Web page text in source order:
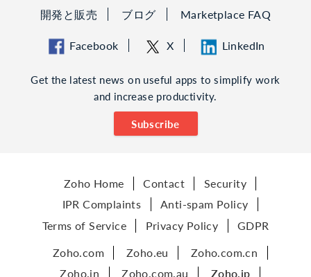
開発と販売 ブログ Marketplace FAQ
Facebook X LinkedIn
Get the latest news on useful apps to simplify work
and increase productivity.
Subscribe
Zoho Home Contact
Security
IPR Complaints
Anti-spam Policy
Terms of Service
Privacy Policy GDPR
Zoho.com Zoho.eu
Zoho.com.cn
Zoho.in
Zoho.com.au Zoho.jp